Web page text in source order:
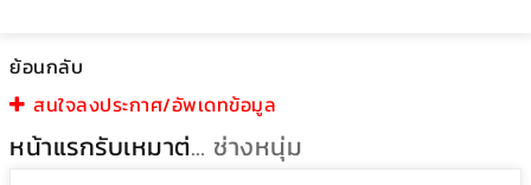
ย้อนกลับ
สนใจลงประกาศ/อัพเดทข้อมูล
หน้าแรก รับเหมาต่อเติม ช่างหนุ่ม